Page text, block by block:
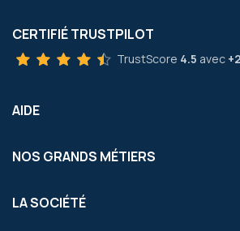
CERTIFIÉ TRUSTPILOT
TrustScore 4.5 avec
AIDE
NOS GRANDS MÉTIERS
LA SOCIÉTÉ